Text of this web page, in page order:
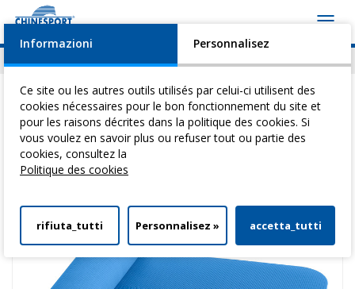
Actualités Evénements Video Download
Vous êtes ici: Home>Gymnastique Medicale>Tapis Airex> Airex
Corona 185x100x1,5h
Informazioni Personnalisez
Ce site ou les autres outils utilisés par celui-ci utilisent des
cookies nécessaires pour le bon fonctionnement du site et
pour les raisons décrites dans la politique des cookies. Si
vous voulez en savoir plus ou refuser tout ou partie des
cookies, consultez la
Politique des cookies
rifiuta_tutti Personnalisez » accetta_tutti